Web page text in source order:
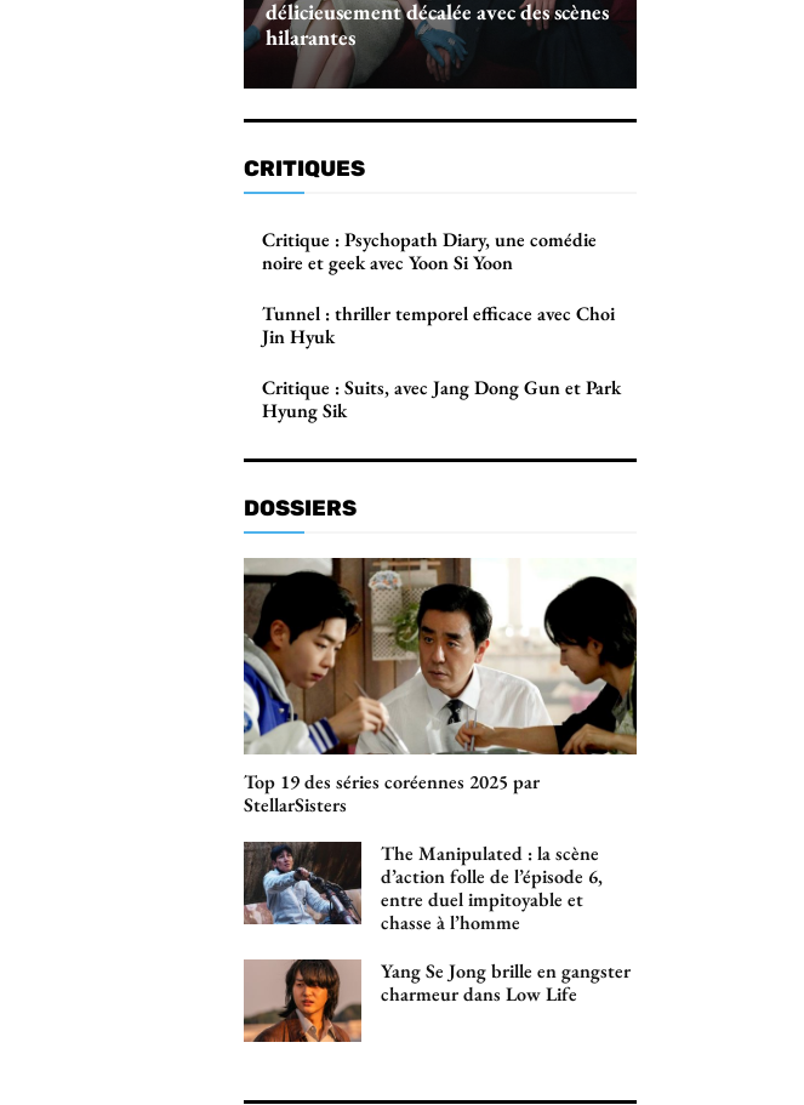
délicieusement décalée avec des scènes
hilarantes
CRITIQUES
Critique : Psychopath Diary, une comédie
noire et geek avec Yoon Si Yoon
Tunnel : thriller temporel efficace avec Choi
Jin Hyuk
Critique : Suits, avec Jang Dong Gun et Park
Hyung Sik
DOSSIERS
Top 19 des séries coréennes 2025 par
StellarSisters
The Manipulated : la scène
d’action folle de l’épisode 6,
entre duel impitoyable et
chasse à l’homme
Yang Se Jong brille en gangster
charmeur dans Low Life